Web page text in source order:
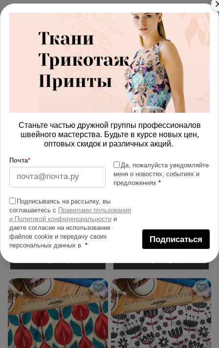
697.00 руб
В корзину
697.00 руб
В корзину
Ткань бифлекс крупный
плотный узор на синем
свитере
697.00 руб
голубая цветочная
697.00 руб
Станьте частью дружной группы профессионалов
швейного мастерства. Будьте в курсе новых цен,
оптовых скидок и различных акций.
Почта*
Да, пожалуйста уведомляйте
меня о новостях, событиях и
предложениях *
Подписываясь на рассылку, вы
соглашаетесь с Правилами пользования
и Политикой конфиденциальности и
даете согласие на использование
файлов cookie и передачу своих
персональных данных в *
Подписаться